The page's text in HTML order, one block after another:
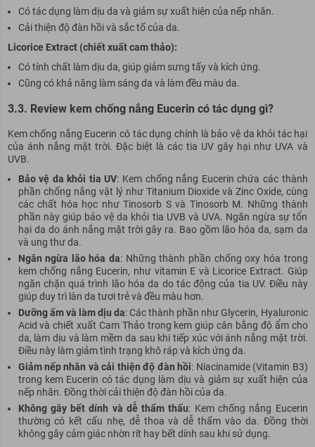
Có tác dụng làm dịu da và giảm sự xuất hiện của nếp nhăn.
Cải thiện độ đàn hồi và sắc tố của da.
Licorice Extract (chiết xuất cam thảo):
Có tính chất làm dịu da, giúp giảm sưng tấy và kích ứng.
Cũng có khả năng làm sáng da và làm đều màu da.
3.3. Review kem chống nắng Eucerin có tác dụng gì?
Kem chống nắng Eucerin có tác dụng chính là bảo vệ da khỏi tác hại
của ánh nắng mặt trời. Đặc biệt là các tia UV gây hại như UVA và
UVB.
Bảo vệ da khỏi tia UV: Kem chống nắng Eucerin chứa các thành
phần chống nắng vật lý như Titanium Dioxide và Zinc Oxide, cùng
các chất hóa học như Tinosorb S và Tinosorb M. Những thành
phần này giúp bảo vệ da khỏi tia UVB và UVA. Ngăn ngừa sự tổn
hại da do ánh nắng mặt trời gây ra. Bao gồm lão hóa da, sạm da
và ung thư da.
Ngăn ngừa lão hóa da: Những thành phần chống oxy hóa trong
kem chống nắng Eucerin, như vitamin E và Licorice Extract. Giúp
ngăn chặn quá trình lão hóa da do tác động của tia UV. Điều này
giúp duy trì làn da tươi trẻ và đều màu hơn.
Dưỡng ẩm và làm dịu da: Các thành phần như Glycerin, Hyaluronic
Acid và chiết xuất Cam Thảo trong kem giúp cân bằng độ ẩm cho
da, làm dịu và làm mềm da sau khi tiếp xúc với ánh nắng mặt trời.
Điều này làm giảm tình trạng khô ráp và kích ứng da.
Giảm nếp nhăn và cải thiện độ đàn hồi: Niacinamide (Vitamin B3)
trong kem Eucerin có tác dụng làm dịu và giảm sự xuất hiện của
nếp nhăn. Đồng thời cải thiện độ đàn hồi của da.
Không gây bết dính và dễ thẩm thấu: Kem chống nắng Eucerin
thường có kết cấu nhẹ, dễ thoa và dễ thấm vào da. Đồng thời
không gây cảm giác nhờn rít hay bết dính sau khi sử dụng.